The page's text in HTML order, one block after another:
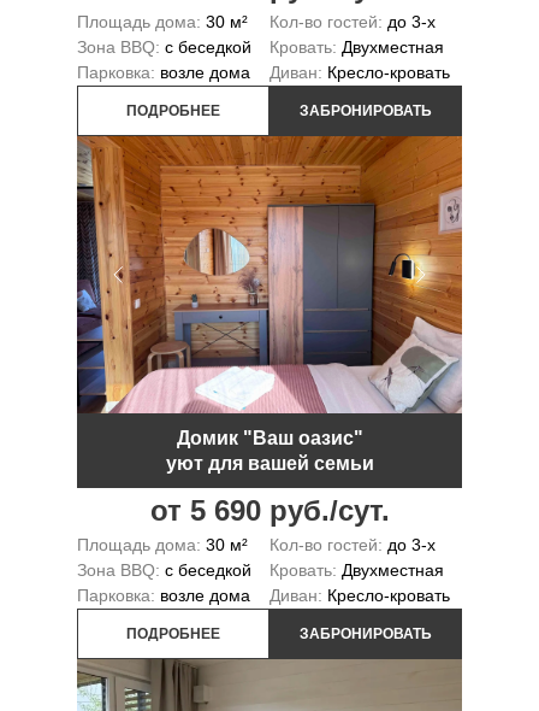
Площадь дома: 30 м²
Зона BBQ: с беседкой
Парковка: возле дома
Кол-во гостей: до 3-х
Кровать: Двухместная
Диван: Кресло-кровать
ПОДРОБНЕЕ ЗАБРОНИРОВАТЬ
Домик "Ваш оазис"
уют для вашей семьи
от 5 690 руб./сут.
Площадь дома: 30 м²
Зона BBQ: с беседкой
Парковка: возле дома
Кол-во гостей: до 3-х
Кровать: Двухместная
Диван: Кресло-кровать
ПОДРОБНЕЕ ЗАБРОНИРОВАТЬ